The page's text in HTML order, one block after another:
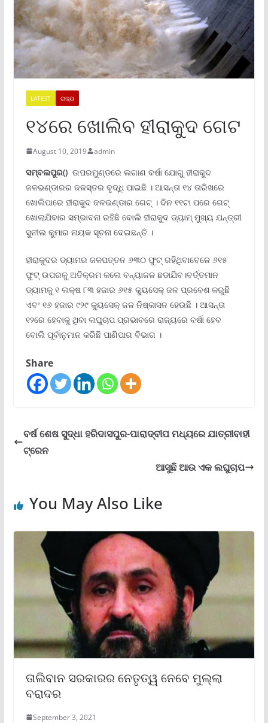
LATEST ରାଜ୍ୟ
୧୪ରେ ଖୋଲିବ ହୀରାକୁଦ ଗେଟ
August 10, 2019 admin
ସମ୍ବଲପୁର()ଉପରମୁଣ୍ଡରେ ଲଗାଣ ବର୍ଷା ଯୋଗୁ ହୀରାକୁଦ
ଜଳଭଣ୍ଡାରର ଜଳସ୍ତର ବୃଦ୍ଧି ପାଇଛି । ଆସନ୍ତା ୧୪ ତାରିଖରେ
ଖୋଲିପାରେ ହୀରାକୁଦ ଜଳଭଣ୍ଡାର ଗେଟ୍ । ଦିନ ୧୧ଟା ପରେ ଗେଟ୍
ଖୋଲାଯିବାର ସମ୍ଭାବନା ରହିଛି ବୋଲି ହୀରାକୁଦ ଡ୍ୟାମ୍ ମୁଖ୍ୟ ଯନ୍ତ୍ରୀ
ସୁନୀଲ କୁମାର ନାୟକ ସୂଚନା ଦେଇଛନ୍ତି ।
ହୀରାକୁଦର ଡ୍ୟାମର ଜଳପତ୍ତନ ୬୩୦ ଫୁଟ୍ ରହିଥିବାବେଳେ ୬୧୫
ଫୁଟ୍ ଉପରକୁ ଅତିକ୍ରମ କଲେ ବନ୍ୟାଜଳ ଛଡାଯିବ।ବର୍ତ୍ତମାନ
ଡ୍ୟାମକୁ ୧ ଲକ୍ଷ ୮୩ ହଜାର ୬୧୫ କ୍ୟୁସେକ୍ ଜଳ ପ୍ରବେଶ କରୁଛି
ଏବଂ ୧୬ ହଜାର ୯୨୯ କ୍ୟୁସେକ୍ ଜଳ ନିଷ୍କାସନ ହେଉଛି । ଆସନ୍ତା
୧୨ରେ ହେବାକୁ ଥିବା ଲଘୁଚାପ ପ୍ରଭାବରେ ରାଜ୍ୟରେ ବର୍ଷା ହେବ
ବୋଲି ପୂର୍ବାନୁମାନ କରିଛି ପାଣିପାଗ ବିଭାଗ ।
Share
ବର୍ଷ ଶେଷ ସୁଦ୍ଧା ହରିଦାସପୁର-ପାରାଦ୍ବୀପ ମଧ୍ୟରେ ଯାତ୍ରୀବାହୀ
ଟ୍ରେନ
ଆସୁଛି ଆଉ ଏକ ଲଘୁଚାପ
You May Also Like
ତାଲିବାନ ସରକାରର ନେତୃତ୍ୱ ନେବେ ମୁଲ୍ଲା
ବରାଦର
September 3, 2021